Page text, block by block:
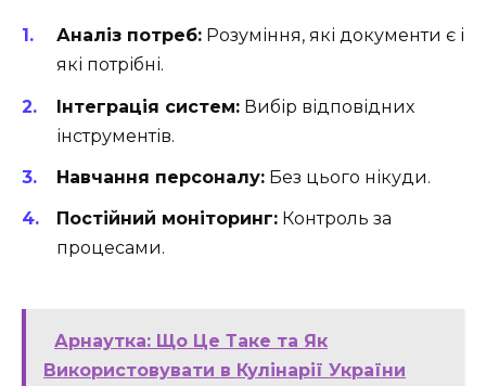
Аналіз потреб: Розуміння, які документи є і
які потрібні.
Інтеграція систем: Вибір відповідних
інструментів.
Навчання персоналу: Без цього нікуди.
Постійний моніторинг: Контроль за
процесами.
Арнаутка: Що Це Таке та Як
Використовувати в Кулінарії України